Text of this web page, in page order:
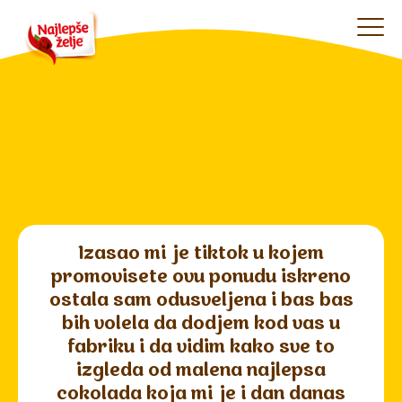
Izasao mi je tiktok u kojem
promovisete ovu ponudu iskreno
ostala sam odusveljena i bas bas
bih volela da dodjem kod vas u
fabriku i da vidim kako sve to
izgleda od malena najlepsa
cokolada koja mi je i dan danas